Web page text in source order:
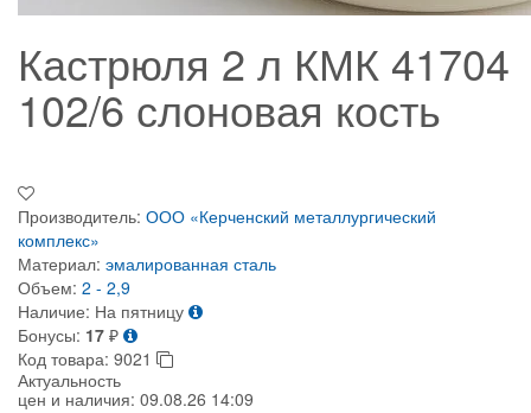
Кастрюля 2 л КМК 41704
102/6 слоновая кость
Производитель: ООО «Керченский металлургический
комплекс»
Материал: эмалированная сталь
Объем: 2 - 2,9
Наличие: На пятницу
Бонусы: 17 ₽
Код товара: 9021
Актуальность
цен и наличия: 09.08.26 14:09